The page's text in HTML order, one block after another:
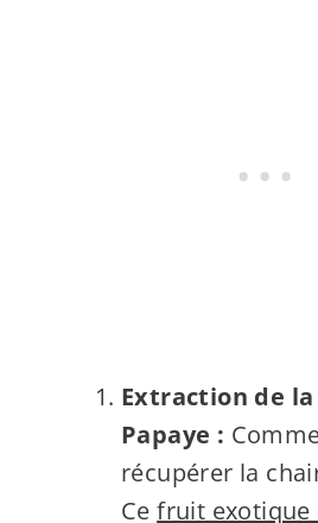
Extraction de
Papaye :
récupérer la
Cefruit exotique